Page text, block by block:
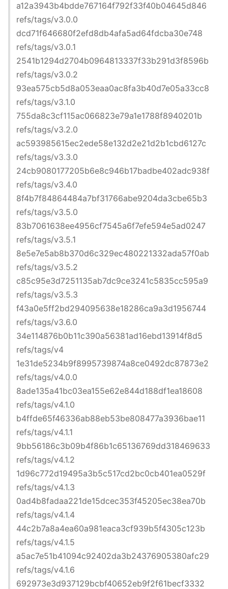
a12a3943b4bdde767164f792f33f40b04645d846
refs/tags/v3.0.0
dcd71f646680f2efd8db4afa5ad64fdcba30e748
refs/tags/v3.0.1
2541b1294d2704b0964813337f33b291d3f8596b
refs/tags/v3.0.2
93ea575cb5d8a053eaa0ac8fa3b40d7e05a33cc8
refs/tags/v3.1.0
755da8c3cf115ac066823e79a1e1788f8940201b
refs/tags/v3.2.0
ac593985615ec2ede58e132d2e21d2b1cbd6127c
refs/tags/v3.3.0
24cb9080177205b6e8c946b17badbe402adc938f
refs/tags/v3.4.0
8f4b7f84864484a7bf31766abe9204da3cbe65b3
refs/tags/v3.5.0
83b7061638ee4956cf7545a6f7efe594e5ad0247
refs/tags/v3.5.1
8e5e7e5ab8b370d6c329ec480221332ada57f0ab
refs/tags/v3.5.2
c85c95e3d7251135ab7dc9ce3241c5835cc595a9
refs/tags/v3.5.3
f43a0e5ff2bd294095638e18286ca9a3d1956744
refs/tags/v3.6.0
34e114876b0b11c390a56381ad16ebd13914f8d5
refs/tags/v4
1e31de5234b9f8995739874a8ce0492dc87873e2
refs/tags/v4.0.0
8ade135a41bc03ea155e62e844d188df1ea18608
refs/tags/v4.1.0
b4ffde65f46336ab88eb53be808477a3936bae11
refs/tags/v4.1.1
9bb56186c3b09b4f86b1c65136769dd318469633
refs/tags/v4.1.2
1d96c772d19495a3b5c517cd2bc0cb401ea0529f
refs/tags/v4.1.3
0ad4b8fadaa221de15dcec353f45205ec38ea70b
refs/tags/v4.1.4
44c2b7a8a4ea60a981eaca3cf939b5f4305c123b
refs/tags/v4.1.5
a5ac7e51b41094c92402da3b24376905380afc29
refs/tags/v4.1.6
692973e3d937129bcbf40652eb9f2f61becf3332